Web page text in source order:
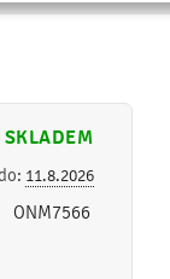
SKLADEM
11.8.2026
ONM7566